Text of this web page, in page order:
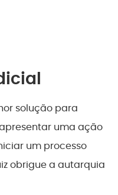
solução para
uma ação
um processo
obrigue a autarquia